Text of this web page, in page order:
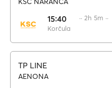
15:40
Korčula
·· 2h 5m ··
TP LINE
AENONA